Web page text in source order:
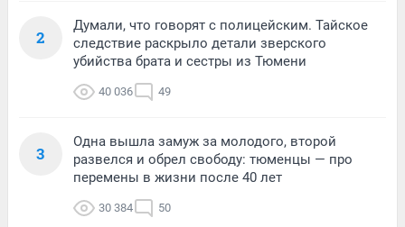
2
Думали, что говорят с полицейским. Тайское
следствие раскрыло детали зверского
убийства брата и сестры из Тюмени
40 036 49
3
Одна вышла замуж за молодого, второй
развелся и обрел свободу: тюменцы — про
перемены в жизни после 40 лет
30 384 50